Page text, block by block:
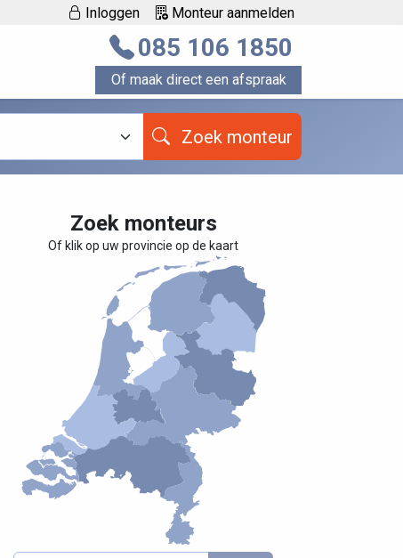
Inloggen Monteur aanmelden
085 106 1850
Of maak direct een afspraak
Zoek monteur
Zoek monteurs
Of klik op uw provincie op de kaart